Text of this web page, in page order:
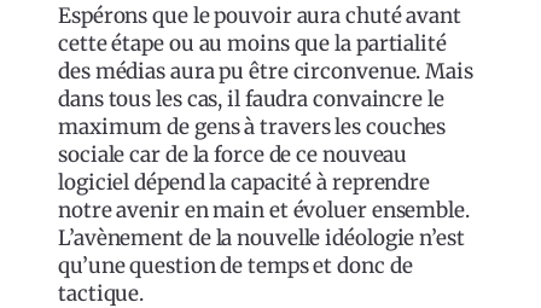
Espérons que le pouvoir aura chuté avant
cette étape ou au moins que la partialité
des médias aura pu être circonvenue. Mais
dans tous les cas, il faudra convaincre le
maximum de gens à travers les couches
sociale car de la force de ce nouveau
logiciel dépend la capacité à reprendre
notre avenir en main et évoluer ensemble.
L’avènement de la nouvelle idéologie n’est
qu’une question de temps et donc de
tactique.